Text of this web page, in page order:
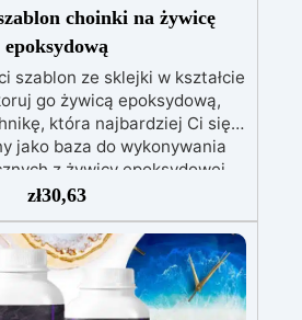
choinki na żywicę
epoksydową
szablon ze sklejki w kształcie
go żywicą epoksydową,
która najbardziej Ci się
jako baza do wykonywania
z żywicy epoksydowej
wyskakujące pigmenty, aby
prezent, deskę do
na biżuterię i wszystko, co
Wymiary: ok. 12,5
grubości Zalecana technika:
Pour Paint
zł30,63